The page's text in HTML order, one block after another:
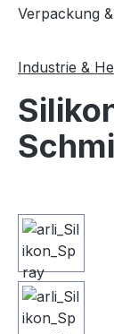
Verpackung
Industrie &
Bildergalerie